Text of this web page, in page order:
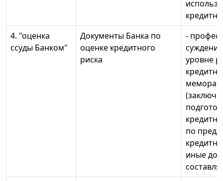
4. "оценка
ссуды Банком"
Документы Банка по
оценке кредитного
риска
-
уровне
по
иные